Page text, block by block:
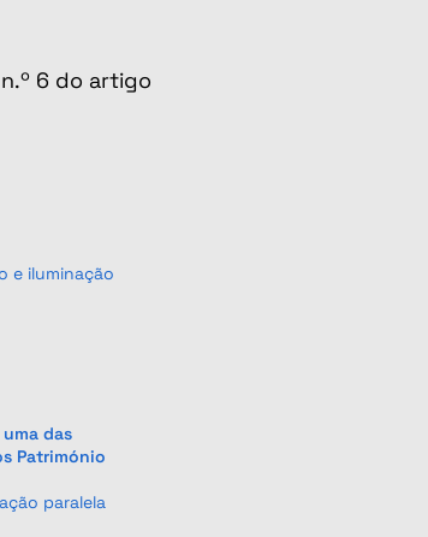
6 do artigo
e iluminação
das
Património
paralela